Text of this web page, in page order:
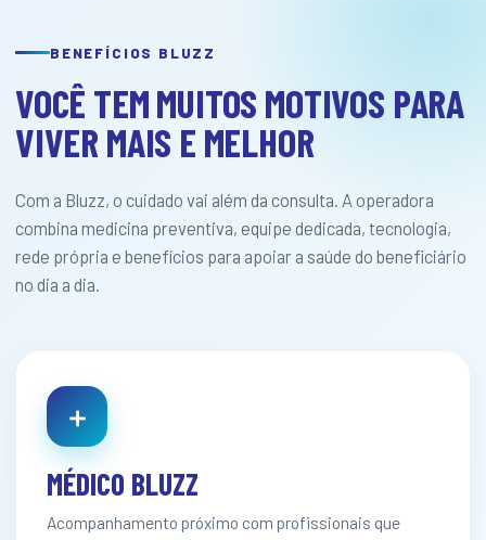
BENEFÍCIOS BLUZZ
VOCÊ TEM MUITOS MOTIVOS PARA
VIVER MAIS E MELHOR
Com a Bluzz, o cuidado vai além da consulta. A operadora
combina medicina preventiva, equipe dedicada, tecnologia,
rede própria e benefícios para apoiar a saúde do beneficiário
no dia a dia.
＋
MÉDICO BLUZZ
Acompanhamento próximo com profissionais que